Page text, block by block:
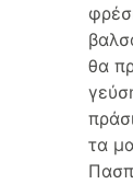
θα
τα